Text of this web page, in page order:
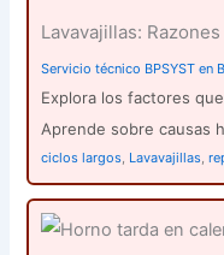
Lavavajillas:
Servicio técnico BPSYST en
Explora los factores
Aprende sobre causas
ciclos largos Lavavajillas ,